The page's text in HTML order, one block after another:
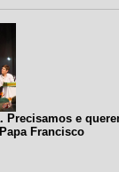
Precisamos e
Francisco